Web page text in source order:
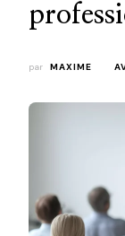
par MAXIME